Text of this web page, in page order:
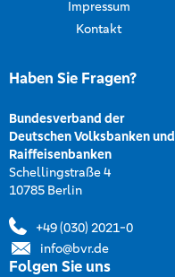
Impressum
Kontakt
Haben Sie Fragen?
Bundesverband der
Deutschen Volksbanken und
Raiffeisenbanken
Schellingstraße 4
10785 Berlin
+49 (030) 2021-0
info@bvr.de
Folgen Sie uns